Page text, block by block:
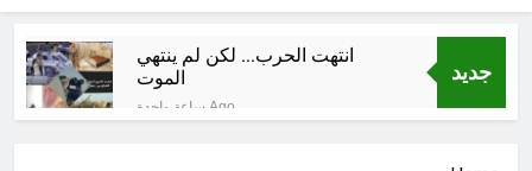
جديد
انتهت الحرب… لكن لم ينتهي
الموت
ساعة واحدة Ago